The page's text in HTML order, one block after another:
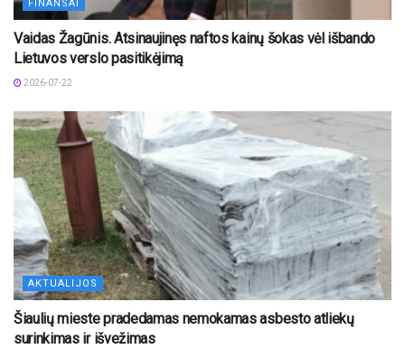
FINANSAI
Vaidas Žagūnis. Atsinaujinęs naftos kainų šokas vėl išbando
Lietuvos verslo pasitikėjimą
2026-07-22
AKTUALIJOS
Šiaulių mieste pradedamas nemokamas asbesto atliekų
surinkimas ir išvežimas